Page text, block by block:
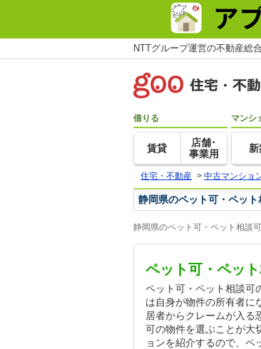
NTTグループ運営の不動産総
借りる
賃貸
店舗･
事業用
マンシ
住宅・不動産 > 中古マンショ
静岡県のペット可・ペッ
静岡県のペット可・ペット相談
ペット可・ペッ
ペット可・ペット相談可
は自身が物件の所有者に
居者からクレームが入る
可の物件を選ぶことが大
ョンを紹介するので、ペ